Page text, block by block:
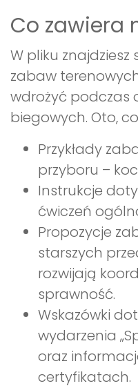
Co zawiera
W pliku znajdziesz
zabaw
wdrożyć podczas
biegowych. Oto,
Przykłady
przyboru –
Instrukcje
ćwiczeń
Propozycje
starszych
rozwijają
sprawność.
Wskazówki
wydarzenia
oraz
certyfikatach.